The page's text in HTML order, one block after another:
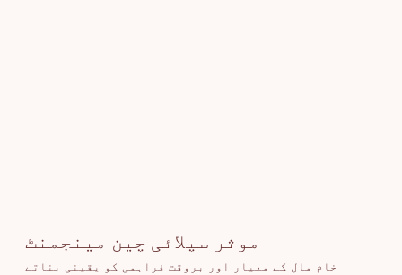
موثر سپلائی چین مینجمنٹ
خام مال کے معیار اور بروقت فراہمی کو یقینی بناتے